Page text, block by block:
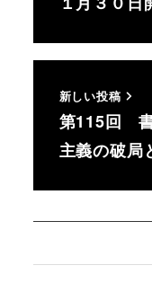
新しい投稿
第115回
主義の破局